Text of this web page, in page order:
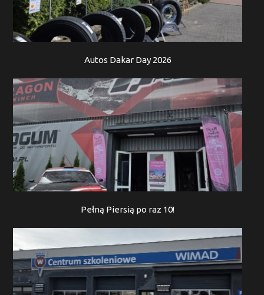
Autos Dakar Day 2026
Pełną Piersią po raz 10!